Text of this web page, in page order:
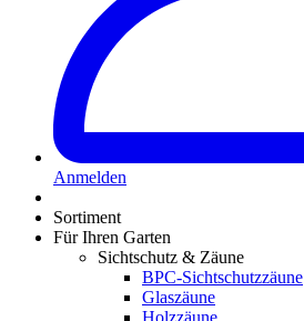
Anmelden
Sortiment
Für Ihren Garten
Sichtschutz & Zäune
BPC-Sichtschutzzäune
Glaszäune